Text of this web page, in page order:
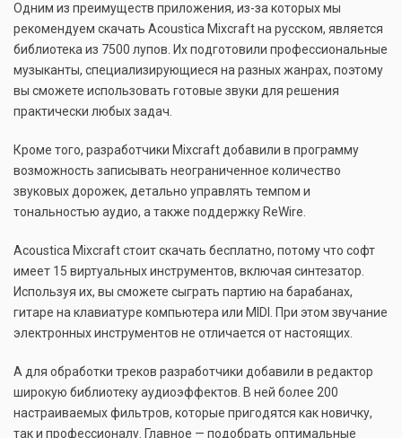
Одним из преимуществ приложения, из-за которых мы
рекомендуем скачать Acoustica Mixcraft на русском, является
библиотека из 7500 лупов. Их подготовили профессиональные
музыканты, специализирующиеся на разных жанрах, поэтому
вы сможете использовать готовые звуки для решения
практически любых задач.
Кроме того, разработчики Mixcraft добавили в программу
возможность записывать неограниченное количество
звуковых дорожек, детально управлять темпом и
тональностью аудио, а также поддержку ReWire.
Acoustica Mixcraft стоит скачать бесплатно, потому что софт
имеет 15 виртуальных инструментов, включая синтезатор.
Используя их, вы сможете сыграть партию на барабанах,
гитаре на клавиатуре компьютера или MIDI. При этом звучание
электронных инструментов не отличается от настоящих.
А для обработки треков разработчики добавили в редактор
широкую библиотеку аудиоэффектов. В ней более 200
настраиваемых фильтров, которые пригодятся как новичку,
так и профессионалу. Главное — подобрать оптимальные